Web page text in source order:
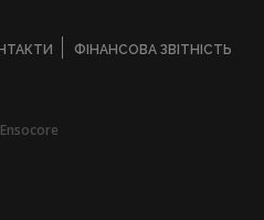
ФІНАНСОВА ЗВІТНІСТЬ
Ensocore